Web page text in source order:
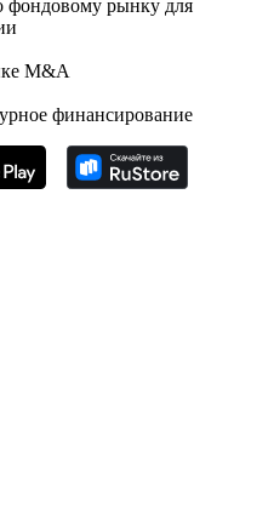
фондовому рынку для
M&A